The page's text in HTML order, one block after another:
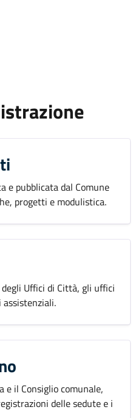
e pubblicata dal Comune
progetti e modulistica.
Uffici di Città, gli uffici
e il Consiglio comunale,
delle sedute e i